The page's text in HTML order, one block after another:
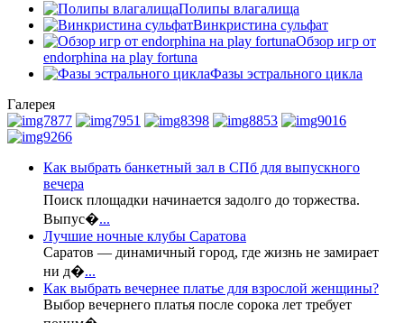
Полипы влагалища
Винкристина сульфат
Обзор игр от
endorphina на play fortuna
Фазы эстрального цикла
Галерея
Как выбрать банкетный зал в СПб для выпускного
вечера
Поиск площадки начинается задолго до торжества.
Выпус�...
Лучшие ночные клубы Саратова
Саратов — динамичный город, где жизнь не замирает
ни д�...
Как выбрать вечернее платье для взрослой женщины?
Выбор вечернего платья после сорока лет требует